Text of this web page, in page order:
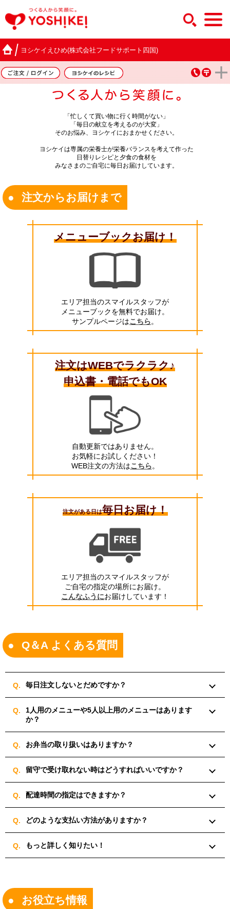
ヨシケイえひめ(株式会社フードサポート四国)
「忙しくて買い物に行く時間がない」
「毎日の献立を考えるのが大変」
そのお悩み、ヨシケイにおまかせください。
ヨシケイは専属の栄養士が栄養バランスを考えて作った
日替りレシピと夕食の食材を
みなさまのご自宅に毎日お届けしています。
注文からお届けまで
メニューブックお届け！
エリア担当のスマイルスタッフが
メニューブックを無料でお届け。
サンプルページはこちら。
注文はWEBでラクラク♪
申込書・電話でもOK
自動更新ではありません。
お気軽にお試しください！
WEB注文の方法はこちら。
注文がある日は毎日お届け！
エリア担当のスマイルスタッフが
ご自宅の指定の場所にお届け。
こんなふうにお届けしています！
Q＆A よくある質問
毎日注文しないとだめですか？
1人用のメニューや5人以上用のメニューはあります
か？
お弁当の取り扱いはありますか？
留守で受け取れない時はどうすればいいですか？
配達時間の指定はできますか？
どのような支払い方法がありますか？
もっと詳しく知りたい！
お役立ち情報